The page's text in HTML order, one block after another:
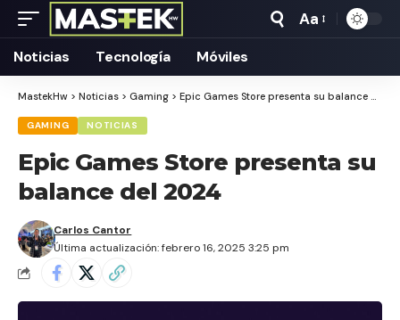
Tamaño
Aa
Noticias Tecnología Móviles
MastekHw > Noticias > Gaming > Epic Games Store presenta su balance del 2024
GAMING NOTICIAS
Epic Games Store presenta su
balance del 2024
Última actualización: febrero 16, 2025 3:25 pm
Carlos Cantor